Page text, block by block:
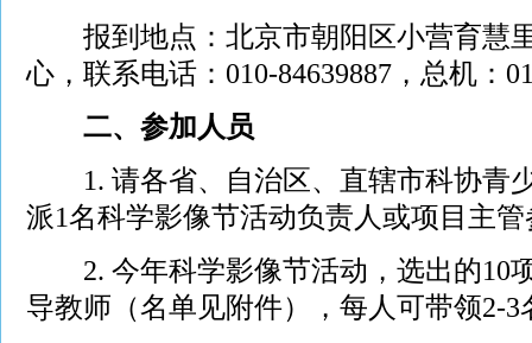
报到地点：北京市朝阳区小营育慧
心，联系电话：010-84639887，总机：
二、参加人员
1. 请各省、自治区、直辖市科协青
派1名科学影像节活动负责人或项目主
2. 今年科学影像节活动，选出的10
导教师（名单见附件），每人可带领2-